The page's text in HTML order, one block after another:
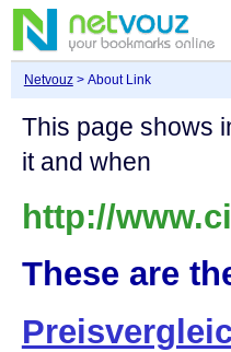
Netvouz> About Link
This page shows
it and when
http://
These are